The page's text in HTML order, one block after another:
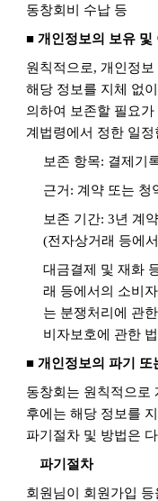
동창회비 수납 등
■ 개인정보의 보유 및
원칙적으로, 개인정
해당 정보를 지체 없
의하여 보존할 필요
계법령에서 정한 일
보존 항목: 결제기
근거: 계약 또는 청
보존 기간: 3년 계
(전자상거래 등에
대금결제 및 재화
래 등에서의 소비
는 분쟁처리에 관
비자보호에 관한
■ 개인정보의 파기 또
동창회는 원칙적으로
후에는 해당 정보를
파기절차 및 방법은
파기절차
회원님이 회원가입